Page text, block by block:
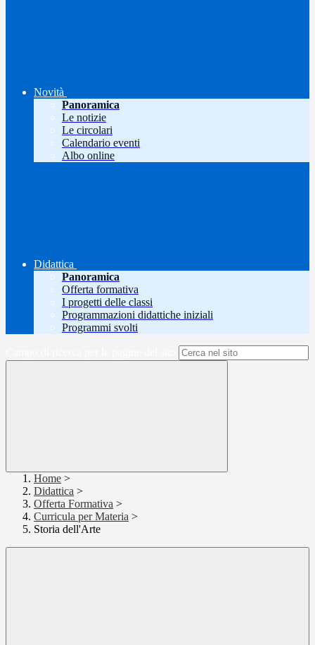
Novità
Panoramica
Le notizie
Le circolari
Calendario eventi
Albo online
Didattica
Panoramica
Offerta formativa
I progetti delle classi
Programmazioni didattiche iniziali
Programmi svolti
Home >
Didattica >
Offerta Formativa >
Curricula per Materia >
Storia dell'Arte